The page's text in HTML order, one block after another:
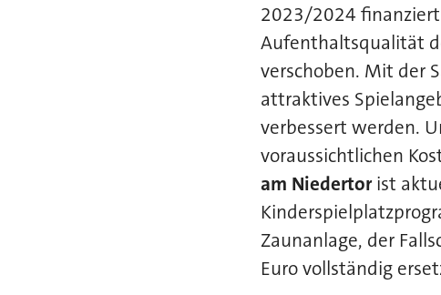
2023/2024
Aufenthaltsqualität
verschoben. Mit der
attraktives
verbessert werden.
voraussichtlichen
am Niedertorist
Zaunanlage, der
Euro vollständig